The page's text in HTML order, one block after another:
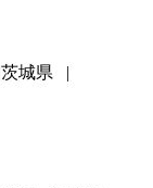
茨城県